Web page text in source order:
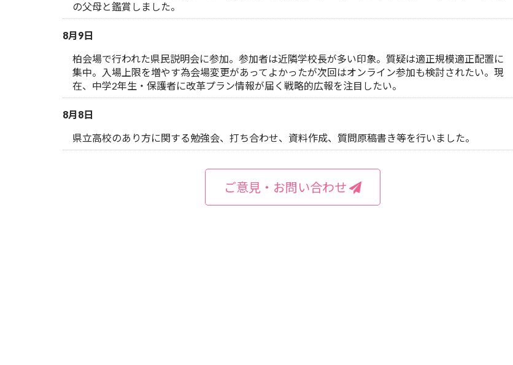
の父母と鑑賞しました。
8月9日
柏会場で行われた県民説明会に参加。参加者は近隣学校長が多い印象。質疑は適正規模適正配置に
集中。入場上限を増やす為会場変更があってよかったが次回はオンライン参加も検討されたい。現
在、中学2年生・保護者に改革プラン情報が届く戦略的広報を注目したい。
8月8日
県立高校のあり方に関する勉強会、打ち合わせ、資料作成、質問原稿書き等を行いました。
ご意見・お問い合わせ